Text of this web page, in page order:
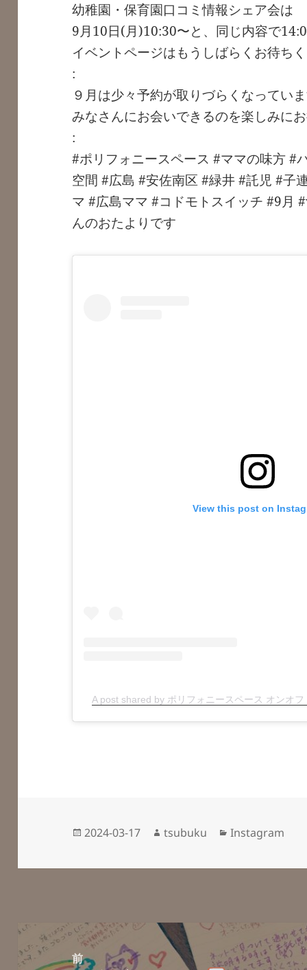
幼稚園・保育園口コミ情報シェア会は
9月10日(月)10:30〜と、同じ内容で
イベントページはもうしばらくお待ち
:
９月は少々予約が取りづらくなってい
みなさんにお会いできるのを楽しみに
:
#ポリフォニースペース #ママの味方 #
空間 #広島 #安佐南区 #緑井 #託児 #子
マ #広島ママ #コドモトスイッチ #9月
んのおたよりです
View this post on
A post shared by ポリフォニースペース オンオ
投
日:
2024-03-17
作
者
tsubuku
カ
ゴ
Instagram
投
稿
前